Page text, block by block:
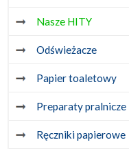
Nasze HITY
Odświeżacze
Papier toaletowy
Preparaty pralnicze
Ręczniki papierowe